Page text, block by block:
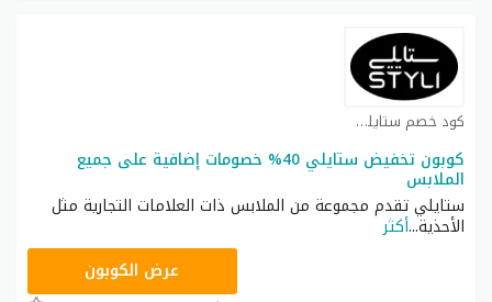
كود خصم ستايلي شوب كوبون
كوبون تخفيض ستايلي 40% خصومات إضافية على جميع
الملابس
ستايلي تقدم مجموعة من الملابس ذات العلامات التجارية مثل
الأحذية...أكثر
عرض الكوبون